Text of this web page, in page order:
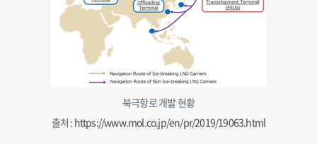
북극항로 개발 현황
출처 : https://www.mol.co.jp/en/pr/2019/19063.html